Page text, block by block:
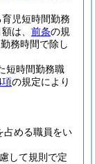
児短時間勤務
は、 前条の規
務時間で除し
短時間勤務職
項の規定により
占める職員をい
して規則で定